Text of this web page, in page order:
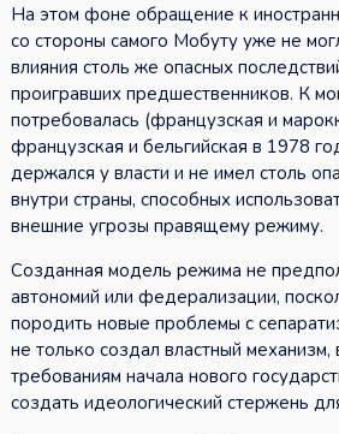
На этом фоне обращение к
со стороны самого Мобуту уже не
влияния столь же опасных
проигравших предшественников. К
потребовалась (французская и
французская и бельгийская в 1978
держался у власти и не имел столь
внутри страны, способных
внешние угрозы правящему режиму.
Созданная модель режима не
автономий или федерализации,
породить новые проблемы с
не только создал властный
требованиям начала нового
создать идеологический стержень